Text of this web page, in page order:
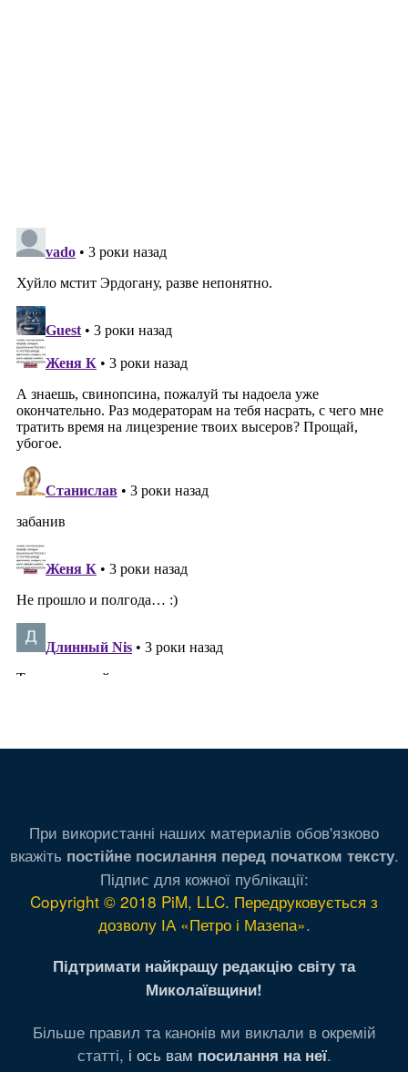
При використанні наших материалів обов'язково
вкажіть постійне посилання перед початком тексту.
Підпис для кожної публікації:
Copyright © 2018 PiM, LLC. Передруковується з
дозволу ІА «Петро і Мазепа».
Підтримати найкращу редакцію світу та
Миколаївщини!
Більше правил та канонів ми виклали в окремій
статті, і ось вам посилання на неї.